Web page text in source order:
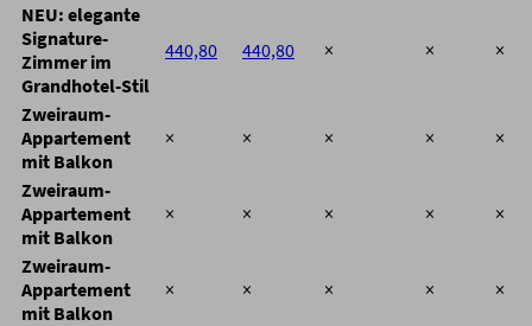
NEU: elegante
Signature-
Zimmer im
Grandhotel-Stil
440,80 440,80 × × ×
Zweiraum-
Appartement
mit Balkon
× × × × ×
Zweiraum-
Appartement
mit Balkon
× × × × ×
Zweiraum-
Appartement
mit Balkon
× × × × ×